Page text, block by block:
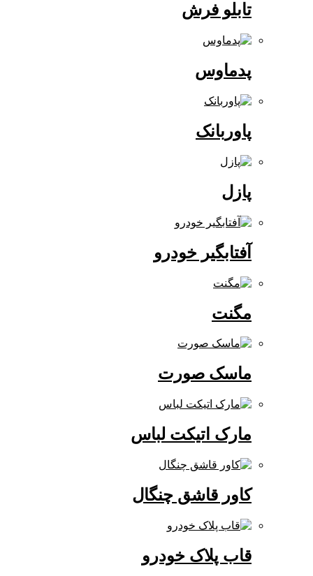
تابلو فرش
آفتابگیر خودرو
ماسک صورت
مارک اتیکت لباس
کاور قاشق چنگال
قاب پلاک خودرو